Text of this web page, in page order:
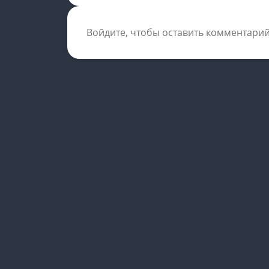
Войдите, чтобы оставить